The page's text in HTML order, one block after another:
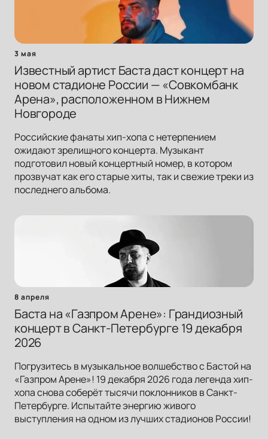
3 мая
Известный артист Баста даст концерт на
новом стадионе России — «Совкомбанк
Арена», расположенном в Нижнем
Новгороде
Российские фанаты хип-хопа с нетерпением
ожидают зрелищного концерта. Музыкант
подготовил новый концертный номер, в котором
прозвучат как его старые хиты, так и свежие треки из
последнего альбома.
8 апреля
Баста на «Газпром Арене»: Грандиозный
концерт в Санкт-Петербурге 19 декабря
2026
Погрузитесь в музыкальное волшебство с Бастой на
«Газпром Арене»! 19 декабря 2026 года легенда хип-
хопа снова соберёт тысячи поклонников в Санкт-
Петербурге. Испытайте энергию живого
выступления на одном из лучших стадионов России!